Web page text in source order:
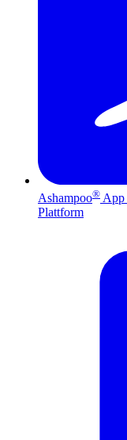
Ashampoo® App
Plattform